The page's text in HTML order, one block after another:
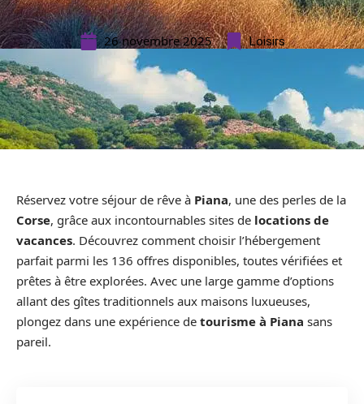
26 novembre 2025 Loisirs
Réservez votre séjour de rêve à Piana, une des perles de la
Corse, grâce aux incontournables sites de locations de
vacances. Découvrez comment choisir l’hébergement
parfait parmi les 136 offres disponibles, toutes vérifiées et
prêtes à être explorées. Avec une large gamme d’options
allant des gîtes traditionnels aux maisons luxueuses,
plongez dans une expérience de tourisme à Piana sans
pareil.